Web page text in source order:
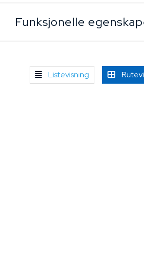
Funksjonelle
Listevisning